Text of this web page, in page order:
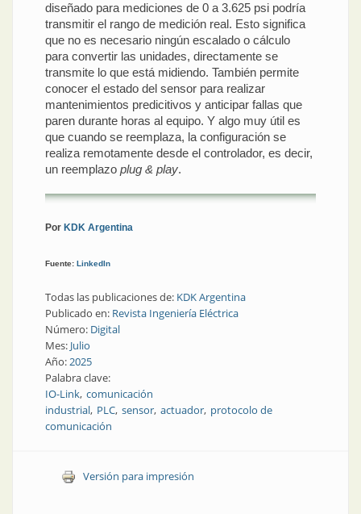
diseñado para mediciones de 0 a 3.625 psi podría
transmitir el rango de medición real. Esto significa
que no es necesario ningún escalado o cálculo
para convertir las unidades, directamente se
transmite lo que está midiendo. También permite
conocer el estado del sensor para realizar
mantenimientos predicitivos y anticipar fallas que
paren durante horas al equipo. Y algo muy útil es
que cuando se reemplaza, la configuración se
realiza remotamente desde el controlador, es decir,
un reemplazo plug & play.
Por KDK Argentina
Fuente: LinkedIn
Todas las publicaciones de: KDK Argentina
Publicado en: Revista Ingeniería Eléctrica
Número: Digital
Mes: Julio
Año: 2025
Palabra clave:
IO-Link comunicación
industrial PLC sensor actuador protocolo de
comunicación
Versión para impresión